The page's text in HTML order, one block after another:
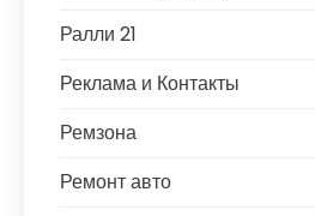
Ралли 21
Реклама и Контакты
Ремзона
Ремонт авто